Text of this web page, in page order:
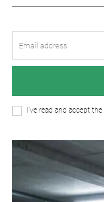
I've read and accept the